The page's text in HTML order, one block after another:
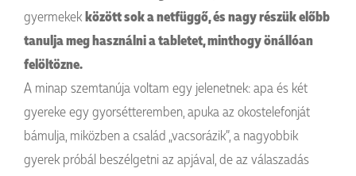
t
gyermekekközött sok a netfüggő, és nagy részük előbb
tanulja meg használni a tabletet, minthogy önállóan
felöltözne.
A minap szemtanúja voltam egy jelenetnek: apa és két
gyereke egy gyorsétteremben, apuka az okostelefonját
bámulja, miközben a család „vacsorázik”, a nagyobbik
gyerek próbál beszélgetni az apjával, de az válaszadás